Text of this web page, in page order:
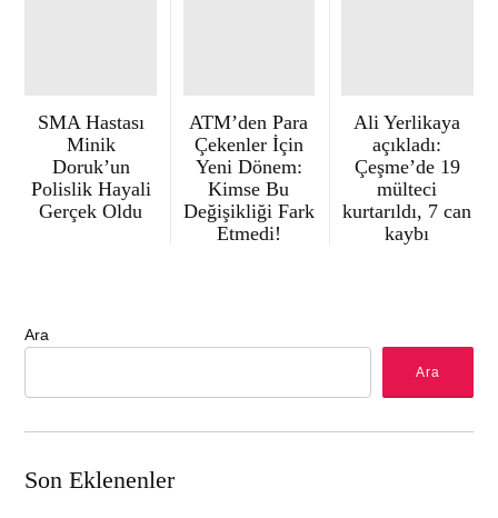
SMA Hastası
Minik
Doruk’un
Polislik Hayali
Gerçek Oldu
ATM’den Para
Çekenler İçin
Yeni Dönem:
Kimse Bu
Değişikliği Fark
Etmedi!
Ali Yerlikaya
açıkladı:
Çeşme’de 19
mülteci
kurtarıldı, 7 can
kaybı
Ara
Ara
Son Eklenenler